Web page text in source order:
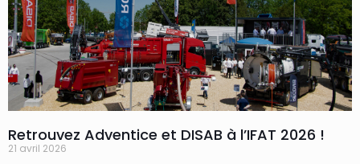
Retrouvez Adventice et DISAB à l’IFAT 2026 !
21 avril 2026